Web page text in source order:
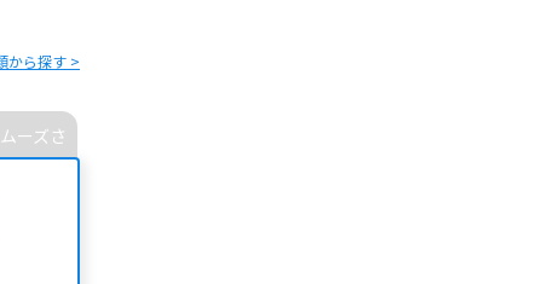
ーズさ
から探す >